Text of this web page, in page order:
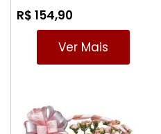
R$ 154,90
Ver Mais